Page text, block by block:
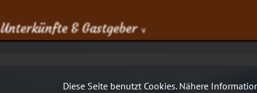
Unterkünfte & Gastgeber ∨
Diese Seite benutzt Cookies. Nähere